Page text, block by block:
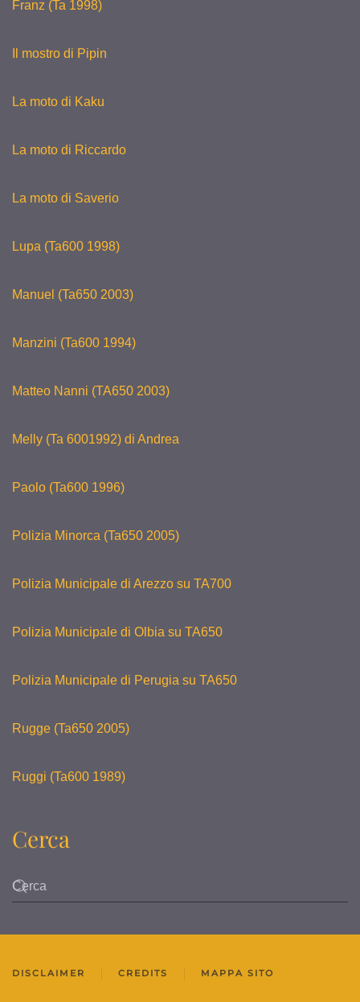
Franz (Ta 1998)
Il mostro di Pipin
La moto di Kaku
La moto di Riccardo
La moto di Saverio
Lupa (Ta600 1998)
Manuel (Ta650 2003)
Manzini (Ta600 1994)
Matteo Nanni (TA650 2003)
Melly (Ta 6001992) di Andrea
Paolo (Ta600 1996)
Polizia Minorca (Ta650 2005)
Polizia Municipale di Arezzo su TA700
Polizia Municipale di Olbia su TA650
Polizia Municipale di Perugia su TA650
Rugge (Ta650 2005)
Ruggi (Ta600 1989)
Cerca
DISCLAIMER CREDITS MAPPA SITO